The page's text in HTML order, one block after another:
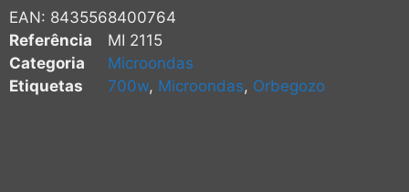
EAN: 8435568400764
Referência
MI 2115
Categoria
Microondas
Etiquetas
700w, Microondas, Orbegozo